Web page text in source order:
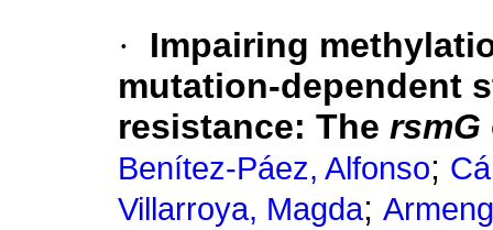
·
Impairing
mutation-dependent
resistance: The rsmG
Benítez-Páez, Alfonso;
Villarroya, Magda;